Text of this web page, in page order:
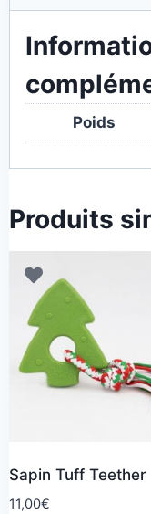
Poids
Produits
Sapin Tuff Teether
11,00€